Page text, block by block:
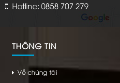
Hotline: 0858 707 279
THÔNG TIN
Về chúng tôi